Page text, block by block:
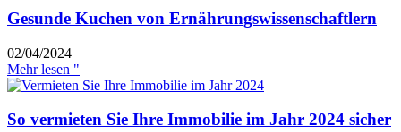
Gesunde Kuchen von Ernährungswissenschaftlern
02/04/2024
Mehr lesen "
So vermieten Sie Ihre Immobilie im Jahr 2024 sicher